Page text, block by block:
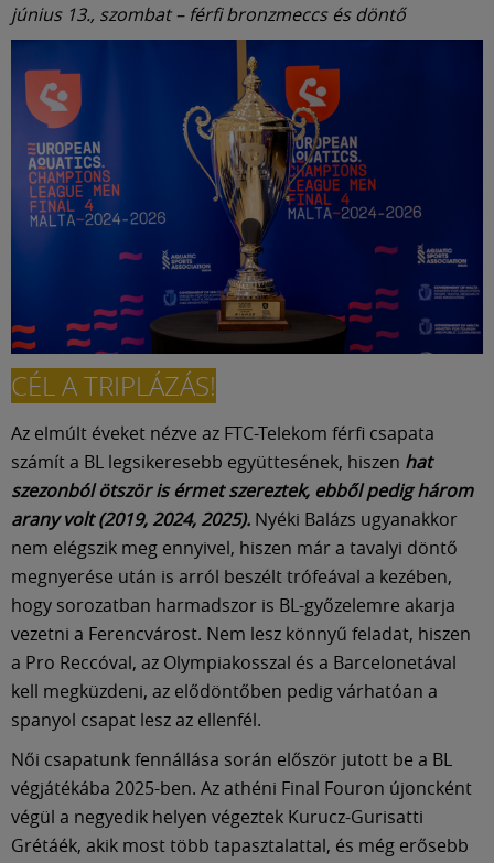
június 13., szombat – férfi bronzmeccs és döntő
CÉL A TRIPLÁZÁS!
Az elmúlt éveket nézve az FTC-Telekom férfi csapata
számít a BL legsikeresebb együttesének, hiszen hat
szezonból ötször is érmet szereztek, ebből pedig három
arany volt (2019, 2024, 2025). Nyéki Balázs ugyanakkor
nem elégszik meg ennyivel, hiszen már a tavalyi döntő
megnyerése után is arról beszélt trófeával a kezében,
hogy sorozatban harmadszor is BL-győzelemre akarja
vezetni a Ferencvárost. Nem lesz könnyű feladat, hiszen
a Pro Reccóval, az Olympiakosszal és a Barcelonetával
kell megküzdeni, az elődöntőben pedig várhatóan a
spanyol csapat lesz az ellenfél.
Női csapatunk fennállása során először jutott be a BL
végjátékába 2025-ben. Az athéni Final Fouron újoncként
végül a negyedik helyen végeztek Kurucz-Gurisatti
Grétáék, akik most több tapasztalattal, és még erősebb